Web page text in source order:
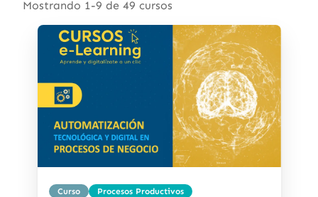
Mostrando 1-9 de 49 cursos
Curso Procesos Productivos